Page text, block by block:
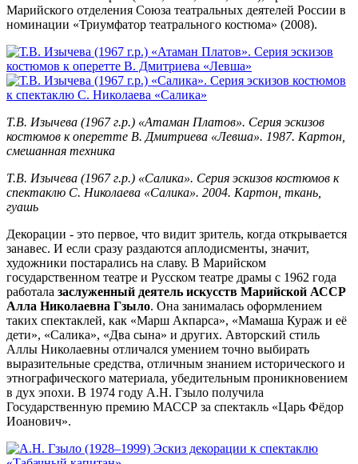
Марийского отделения Союза театральных деятелей России в
номинации «Триумфатор театрального костюма» (2008).
Т.В. Изычева (1967 г.р.) «Атаман Платов». Серия эскизов
костюмов к оперетте В. Дмитриева «Левша». 1987. Картон,
смешанная техника
Т.В. Изычева (1967 г.р.) «Салика». Серия эскизов костюмов к
спектаклю С. Николаева «Салика». 2004. Картон, ткань,
гуашь
Декорации - это первое, что видит зритель, когда открывается
занавес. И если сразу раздаются аплодисменты, значит,
художники постарались на славу. В Марийском
государственном театре и Русском театре драмы с 1962 года
работала заслуженный деятель искусств Марийской АССР
Алла Николаевна Гзыло. Она занималась оформлением
таких спектаклей, как «Марш Акпарса», «Мамаша Кураж и её
дети», «Салика», «Два сына» и других. Авторский стиль
Аллы Николаевны отличался умением точно выбирать
выразительные средства, отличным знанием исторического и
этнографического материала, убедительным проникновением
в дух эпохи. В 1974 году А.Н. Гзыло получила
Государственную премию МАССР за спектакль «Царь Фёдор
Иоанович».